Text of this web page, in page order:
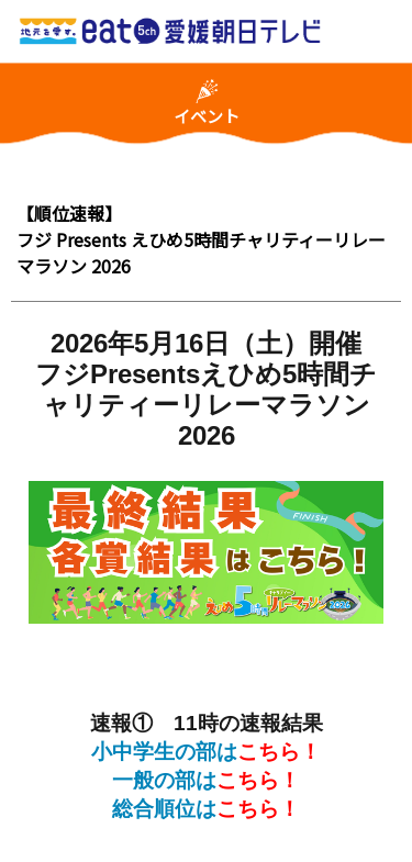
イベント
【順位速報】
フジ Presents えひめ5時間チャリティーリレー
マラソン 2026
2026年5月16日（土）開催
フジPresentsえひめ5時間チ
ャリティーリレーマラソン
2026
速報① 11時の速報結果
小中学生の部はこちら！
一般の部はこちら！
総合順位はこちら！